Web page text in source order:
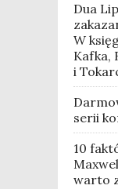
Dua
W
Kafka,
i
serii
10
warto